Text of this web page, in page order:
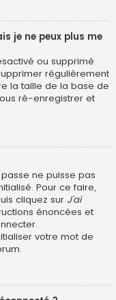
je ne peux plus me
ou supprimé
régulièrement
la taille de la base de
ré-enregistrer et
ne puisse pas
Pour ce faire,
cliquez sur J’ai
énoncées et
votre mot de